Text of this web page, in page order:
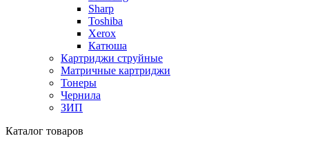
Sharp
Toshiba
Xerox
Катюша
Картриджи струйные
Матричные картриджи
Тонеры
Чернила
ЗИП
Каталог товаров